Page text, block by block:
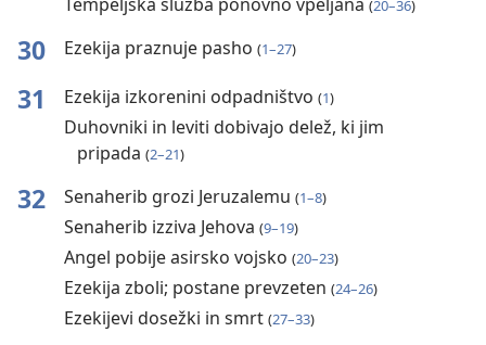
(20–36)
30 Ezekija praznuje pasho (1–27)
31 Ezekija izkorenini odpadništvo (1)
Duhovniki in leviti dobivajo delež, ki jim
pripada (2–21)
32 Senaherib grozi Jeruzalemu (1–8)
Senaherib izziva Jehova (9–19)
Angel pobije asirsko vojsko (20–23)
Ezekija zboli; postane prevzeten (24–26)
Ezekijevi dosežki in smrt (27–33)